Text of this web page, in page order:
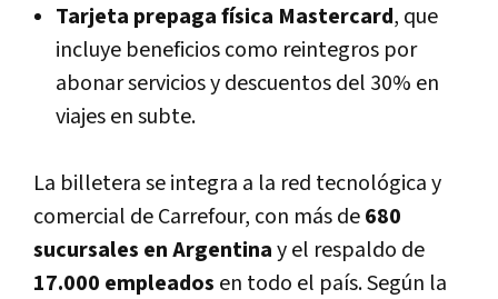
Tarjeta prepaga física Mastercard, que
incluye beneficios como reintegros por
abonar servicios y descuentos del 30% en
viajes en subte.
La billetera se integra a la red tecnológica y
comercial de Carrefour, con más de680
sucursales en Argentinay el respaldo de
17.000 empleados en todo el país. Según la